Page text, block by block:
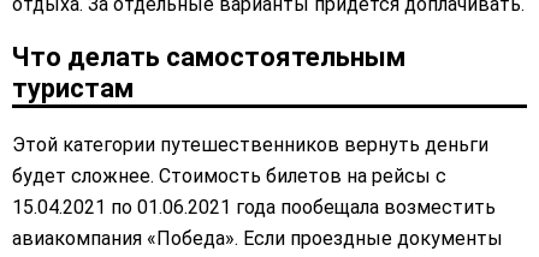
Что делать самостоятельным
туристам
Этой категории путешественников вернуть деньги
будет сложнее. Стоимость билетов на рейсы с
15.04.2021 по 01.06.2021 года пообещала возместить
авиакомпания «Победа». Если проездные документы